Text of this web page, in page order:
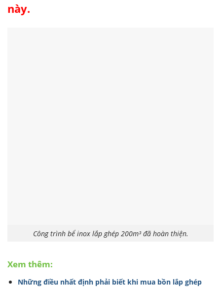
này.
Công trình bể inox lắp ghép 200m³ đã hoàn thiện.
Xem thêm:
Những điều nhất định phải biết khi mua bồn lắp ghép